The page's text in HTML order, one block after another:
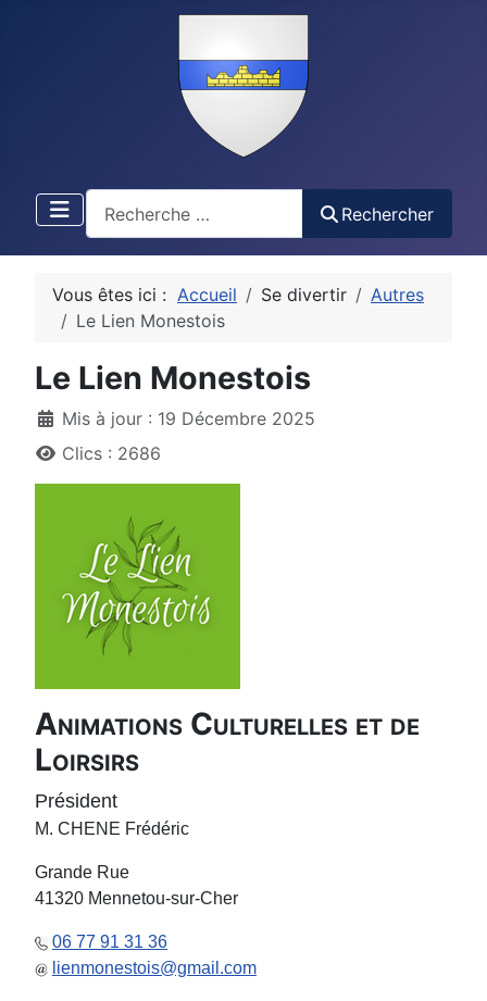
Rechercher
Vous êtes ici : Accueil Se divertir
Autres
Le Lien Monestois
Le Lien Monestois
DétailsMis à jour : 19 Décembre 2025
Clics : 2686
Animations Culturelles et de
Loirsirs
Président
M. CHENE Frédéric
Grande Rue
41320 Mennetou-sur-Cher
06 77 91 31 36
lienmonestois@gmail.com